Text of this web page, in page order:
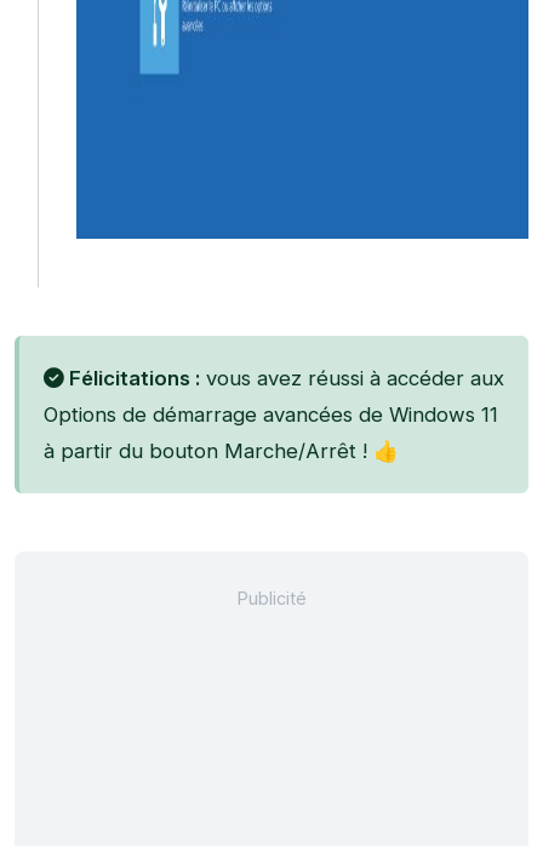
Félicitations : vous avez réussi à accéder aux
Options de démarrage avancées de Windows 11
à partir du bouton Marche/Arrêt ! 👍